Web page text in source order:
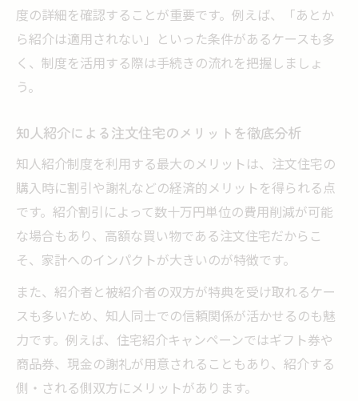
度の詳細を確認することが重要です。例えば、「あとか
ら紹介は適用されない」といった条件があるケースも多
く、制度を活用する際は手続きの流れを把握しましょ
う。
知人紹介による注文住宅のメリットを徹底分析
知人紹介制度を利用する最大のメリットは、注文住宅の
購入時に割引や謝礼などの経済的メリットを得られる点
です。紹介割引によって数十万円単位の費用削減が可能
な場合もあり、高額な買い物である注文住宅だからこ
そ、家計へのインパクトが大きいのが特徴です。
また、紹介者と被紹介者の双方が特典を受け取れるケー
スも多いため、知人同士での信頼関係が活かせるのも魅
力です。例えば、住宅紹介キャンペーンではギフト券や
商品券、現金の謝礼が用意されることもあり、紹介する
側・される側双方にメリットがあります。